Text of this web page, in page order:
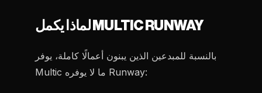
لماذا يكمل MULTIC RUNWAY
بالنسبة للمبدعين الذين يبنون أعمالًا كاملة، يوفر
Multic ما لا يوفره Runway: